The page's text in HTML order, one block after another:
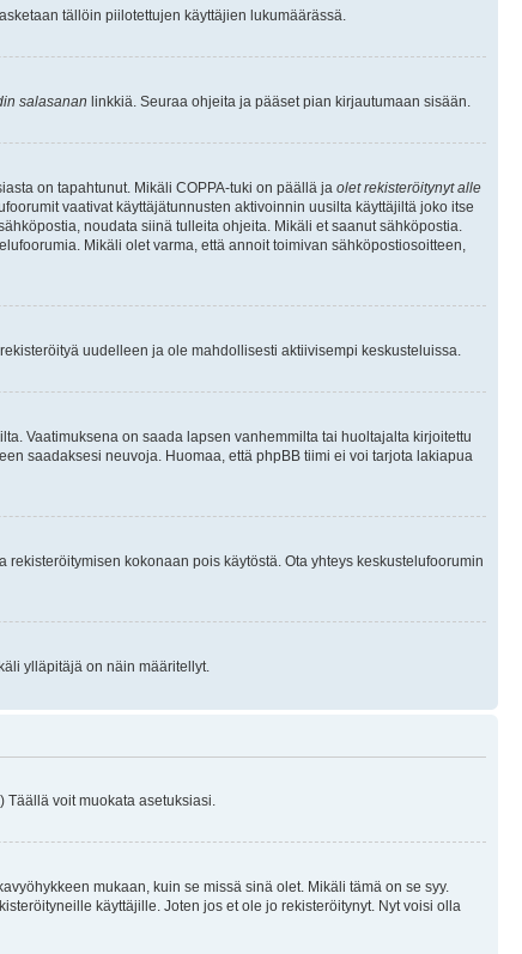
tällöin piilotettujen käyttäjien lukumäärässä.
salasanan linkkiä. Seuraa ohjeita ja pääset pian kirjautumaan sisään.
on tapahtunut. Mikäli COPPA-tuki on päällä ja olet rekisteröitynyt alle
vaativat käyttäjätunnusten aktivoinnin uusilta käyttäjiltä joko itse
noudata siinä tulleita ohjeita. Mikäli et saanut sähköpostia.
Mikäli olet varma, että annoit toimivan sähköpostiosoitteen,
uudelleen ja ole mahdollisesti aktiivisempi keskusteluissa.
Vaatimuksena on saada lapsen vanhemmilta tai huoltajalta kirjoitettu
saadaksesi neuvoja. Huomaa, että phpBB tiimi ei voi tarjota lakiapua
kokonaan pois käytöstä. Ota yhteys keskustelufoorumin
ylläpitäjä on näin määritellyt.
voit muokata asetuksiasi.
mukaan, kuin se missä sinä olet. Mikäli tämä on se syy.
käyttäjille. Joten jos et ole jo rekisteröitynyt. Nyt voisi olla